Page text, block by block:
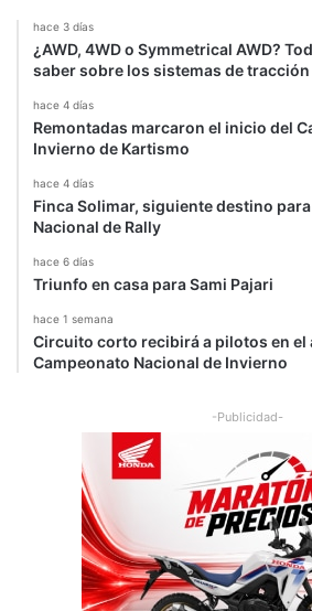
hace 3 días
¿AWD, 4WD o Symmetrical AWD?
saber sobre los sistemas de
hace 4 días
Remontadas marcaron el inicio del
Invierno de Kartismo
hace 4 días
Finca Solimar, siguiente destino
Nacional de Rally
hace 6 días
Triunfo en casa para Sami Pajari
hace 1 semana
Circuito corto recibirá a pilotos en el
Campeonato Nacional de Invierno
-Publicidad-